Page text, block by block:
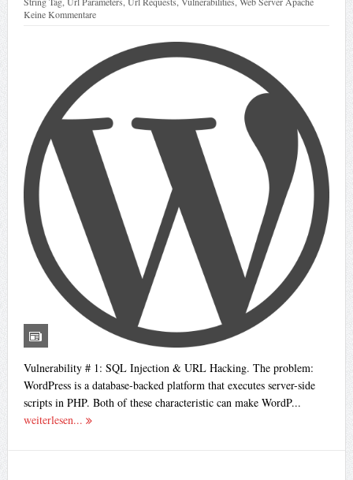
Keine Kommentare
Vulnerability # 1: SQL Injection & URL Hacking. The problem:
WordPress is a database-backed platform that executes server-side
scripts in PHP. Both of these characteristic can make WordP...
weiterlesen...